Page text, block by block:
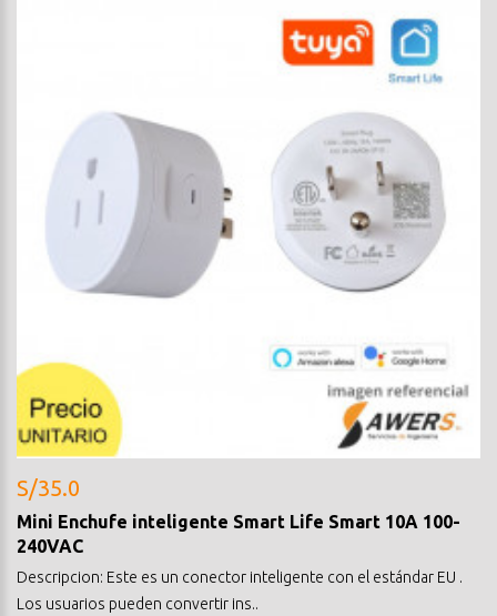
S/35.0
Mini Enchufe inteligente Smart Life Smart 10A 100-
240VAC
Descripcion: Este es un conector inteligente con el estándar EU .
Los usuarios pueden convertir ins..